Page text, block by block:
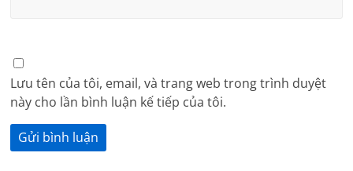
Lưu tên của tôi, email, và trang web trong trình duyệt
này cho lần bình luận kế tiếp của tôi.